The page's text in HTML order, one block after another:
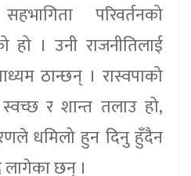
परिवर्तनको
हो । उनी राजनीतिलाई
ठान्छन् । रास्वपाको
स्वच्छ र शान्त तलाउ हो,
धमिलो हुन दिनु हुँदैन
लागेका छन् ।